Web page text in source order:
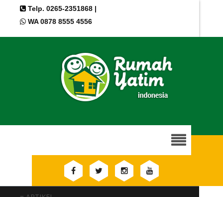
Telp. 0265-2351868 |
WA 0878 8555 4556